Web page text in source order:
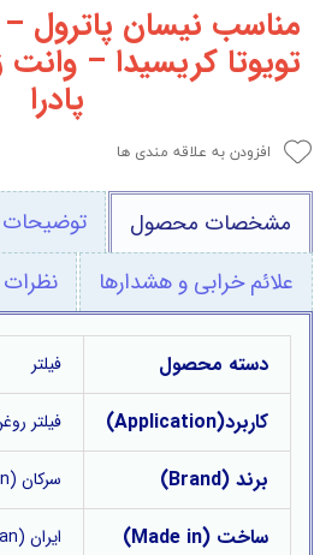
مناسب نیسان پاترول
تویوتا کریسیدا – وانت
پادرا
افزودن به علاقه مندی ها
مشخصات محصول
توضیحات
علائم خرابی و هشدارها
نظرات
دسته محصول فیلتر
کاربرد(Application) فیلتر
برند (Brand) سرکان (Serkan)
ساخت (Made in) ایران (Iran)